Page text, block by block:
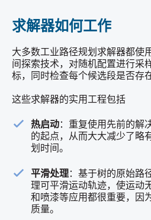
求解器如何工作
大多数工业路径规划求解器都使
间探索技术，对随机配置进行采
标，同时检查每个候选段是否存
这些求解器的实用工程包括
热启动：重复使用先前的解
的起点，从而大大减少了略
划时间。
平滑处理：基于树的原始路
理可平滑运动轨迹，使运动
和喷漆等应用都很重要，因
质量。